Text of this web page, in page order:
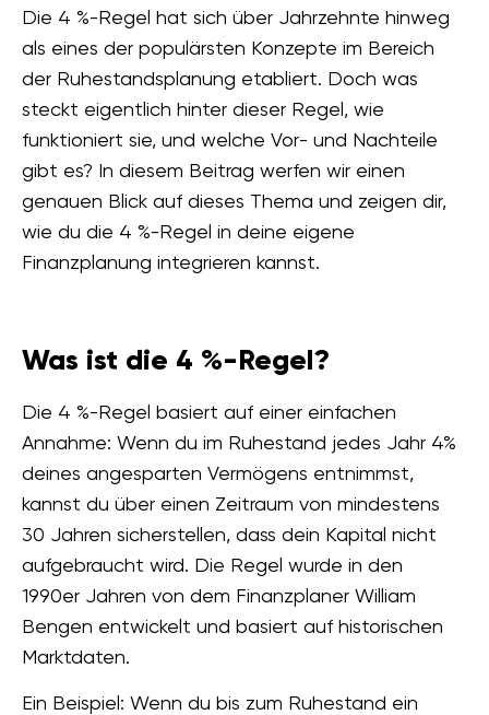
Die 4 %-Regel hat sich über Jahrzehnte hinweg
als eines der populärsten Konzepte im Bereich
der Ruhestandsplanung etabliert. Doch was
steckt eigentlich hinter dieser Regel, wie
funktioniert sie, und welche Vor- und Nachteile
gibt es? In diesem Beitrag werfen wir einen
genauen Blick auf dieses Thema und zeigen dir,
wie du die 4 %-Regel in deine eigene
Finanzplanung integrieren kannst.
Was ist die 4 %-Regel?
Die 4 %-Regel basiert auf einer einfachen
Annahme: Wenn du im Ruhestand jedes Jahr 4%
deines angesparten Vermögens entnimmst,
kannst du über einen Zeitraum von mindestens
30 Jahren sicherstellen, dass dein Kapital nicht
aufgebraucht wird. Die Regel wurde in den
1990er Jahren von dem Finanzplaner William
Bengen entwickelt und basiert auf historischen
Marktdaten.
Ein Beispiel: Wenn du bis zum Ruhestand ein